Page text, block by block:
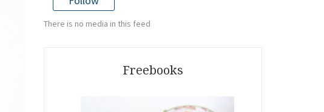
There is no media in this feed
Freebooks